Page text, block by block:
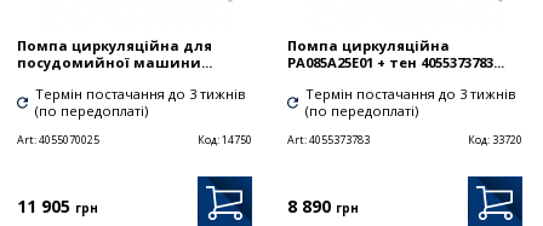
Помпа циркуляційна для
посудомийної машини...
Термін постачання до 3 тижнів
(по передоплаті)
Art:4055070025 Код:14750
11 905 грн
Помпа циркуляційна
PA085A25E01 + тен 4055373783...
Термін постачання до 3 тижнів
(по передоплаті)
Art:4055373783 Код: 33720
8 890 грн